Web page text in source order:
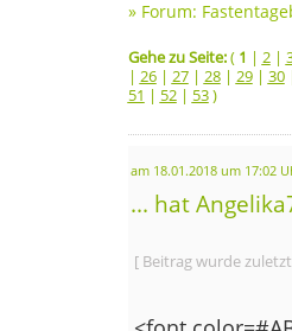
» Forum:
Gehe zu Seite:( 1 | 2|
| 26| 27| 28| 29| 30|
51 | 52| 53)
am 18.01.2018 um 17:02
... hat
[ Beitrag wurde